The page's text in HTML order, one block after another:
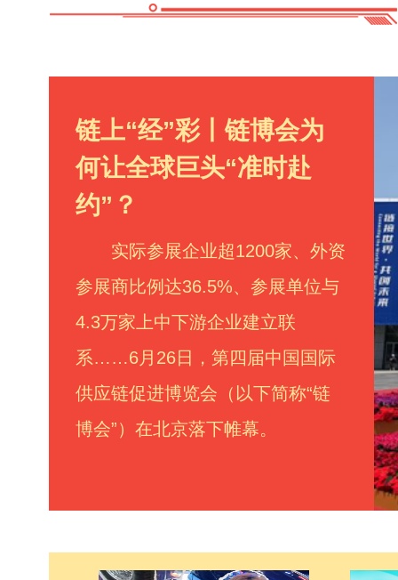
链上“经”彩丨链博会为
何让全球巨头“准时赴
约”？
实际参展企业超1200家、外资
参展商比例达36.5%、参展单位与
4.3万家上中下游企业建立联
系……6月26日，第四届中国国际
供应链促进博览会（以下简称“链
博会”）在北京落下帷幕。